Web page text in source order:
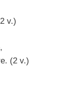
v.)
(2 v.)